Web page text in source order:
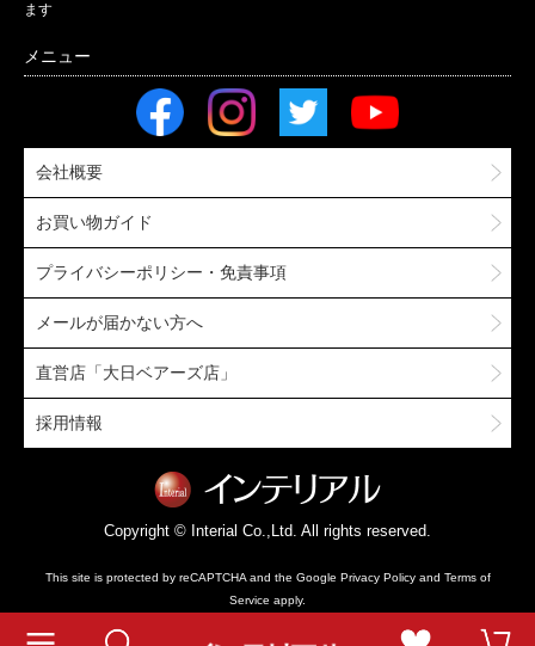
ます
会社概要
お買い物ガイド
プライバシーポリシー・免責事項
メールが届かない方へ
直営店「大日ベアーズ店」
採用情報
Copyright © Interial Co.,Ltd. All rights reserved.
This site is protected by reCAPTCHA and the Google Privacy Policyand Terms of
Service apply.